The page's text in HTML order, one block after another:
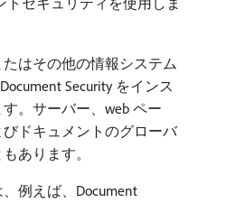
はその他の情報システム
Security をインス
。サーバー、web ペー
ドキュメントのグローバ
あります。
例えば、Document